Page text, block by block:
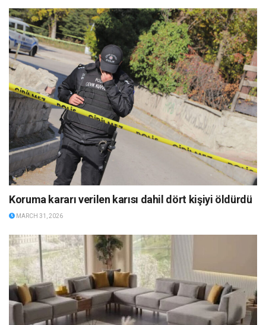
Koruma kararı verilen karısı dahil dört kişiyi öldürdü
MARCH 31, 2026